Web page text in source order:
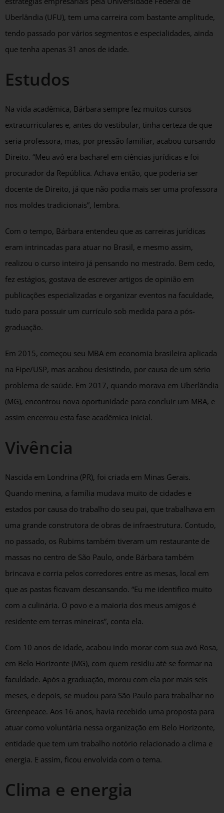
Uberlândia (UFU), tem uma carreira com bastante amplitude,
tendo passado por vários segmentos e especialidades, ainda
que tenha apenas 31 anos de idade.
Estudos
Na vida acadêmica, Bárbara sempre fez muitos cursos
extracurriculares e, antes do vestibular, tinha certeza de que
seria professora, mas, por pressão familiar, acabou cursando
Direito. “Meu avô era bacharel em ciências jurídicas e foi
procurador da República. Achava então, que poderia ser
docente de Direito, já que não podia mais ser uma professora
nos moldes tradicionais”, lembra.
Com o tempo, Bárbara entendeu que as carreiras jurídicas
eram intrincadas para atuar no Brasil, e mesmo assim,
realizou o curso inteiro já pensando no mestrado. Bem cedo,
fez estágios, gostava de escrever artigos de opinião em
publicações especializadas e organizar eventos na faculdade,
tudo para possuir um currículo sob medida para a pós-
graduação.
Em 2015, começou seu MBA em economia brasileira aplicada
na Fipe/USP, mas acabou desistindo, por causa de um sério
problema de saúde. Em 2017, quando morava em Uberlândia
(MG), encontrou nova oportunidade para concluir um MBA, e
assim encerrou esta fase acadêmica inicial.
Vivência
Nascida em Londrina (PR), foi criada em Minas Gerais.
Quando menina, a família mudava muito de cidades e
estados por causa do trabalho do seu pai, que trabalhava em
uma grande construtora de obras de infraestrutura. Contudo,
no passado, os Rubims também tiveram um restaurante de
massas no centro de São Paulo, onde Bárbara também
brincava e corria pelos corredores entre as mesas, local em
que as pastas ficavam descansando. “Eu me identifico muito
com a culinária. O povo e a maioria dos meus amigos é
residente em terras mineiras”, conta ela.
Com 10 anos de idade, acabou indo morar com sua avó Rosa,
em Belo Horizonte (MG), com quem residiu até se formar na
faculdade. Após a graduação, morou com ela por mais seis
meses, e depois, se mudou para São Paulo para trabalhar no
Greenpeace. Aos 16 anos, havia recebido uma proposta para
atuar como voluntária nessa organização em Belo Horizonte,
entidade que tem um trabalho notório relacionado a clima e
energia. E assim, ficou envolvida com o tema.
Clima e energia